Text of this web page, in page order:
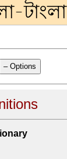
টাংলা
– Options